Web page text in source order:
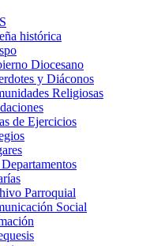
histórica
Diocesano
y Diáconos
Religiosas
de Ejercicios
Parroquial
Social